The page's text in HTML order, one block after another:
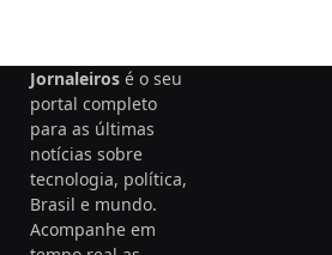
Jornaleiros é o seu
portal completo
para as últimas
notícias sobre
tecnologia, política,
Brasil e mundo.
Acompanhe em